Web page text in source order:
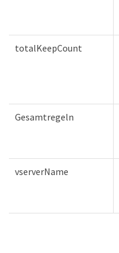
totalKeepCount
Gesamtregeln
vserverName